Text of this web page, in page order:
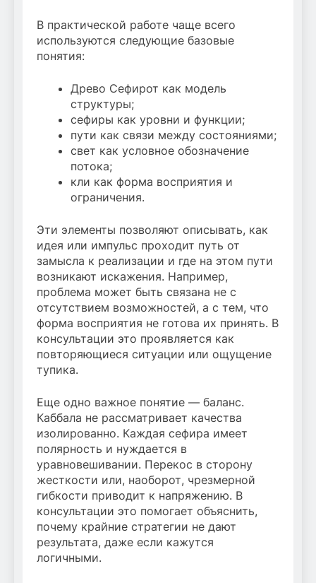
В практической работе чаще всего
используются следующие базовые
понятия:
Древо Сефирот как модель
структуры;
сефиры как уровни и функции;
пути как связи между состояниями;
свет как условное обозначение
потока;
кли как форма восприятия и
ограничения.
Эти элементы позволяют описывать, как
идея или импульс проходит путь от
замысла к реализации и где на этом пути
возникают искажения. Например,
проблема может быть связана не с
отсутствием возможностей, а с тем, что
форма восприятия не готова их принять. В
консультации это проявляется как
повторяющиеся ситуации или ощущение
тупика.
Еще одно важное понятие — баланс.
Каббала не рассматривает качества
изолированно. Каждая сефира имеет
полярность и нуждается в
уравновешивании. Перекос в сторону
жесткости или, наоборот, чрезмерной
гибкости приводит к напряжению. В
консультации это помогает объяснить,
почему крайние стратегии не дают
результата, даже если кажутся
логичными.